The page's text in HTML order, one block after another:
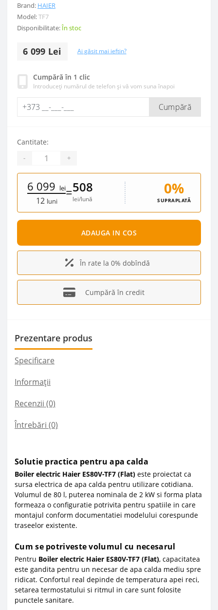
Brand: HAIER
Model:TF7
Disponibilitate:În stoc
6 099 Lei Ai găsit mai ieftin?
Cumpără în 1 clic
Introduceți numărul de telefon și vă vom suna înapoi
Cumpără
Cantitate:
- +
6 099 lei
12 luni
=508
lei/lună
0%
SUPRAPLATĂ
ADAUGA IN COS
În rate la 0% dobîndă
Cumpără în credit
Prezentare produs
Specificare
Informații
Recenzii (0)
Întrebări (0)
Solutie practica pentru apa calda
Boiler electric Haier ES80V-TF7 (Flat) este proiectat ca
sursa electrica de apa calda pentru utilizare cotidiana.
Volumul de 80 l, puterea nominala de 2 kW si forma plata
formeaza o configuratie potrivita pentru spatiile in care
montajul conform documentatiei modelului corespunde
traseelor existente.
Cum se potriveste volumul cu necesarul
Pentru Boiler electric Haier ES80V-TF7 (Flat), capacitatea
este gandita pentru un necesar de apa calda mediu spre
ridicat. Confortul real depinde de temperatura apei reci,
setarea termostatului si ritmul in care sunt folosite
punctele sanitare.